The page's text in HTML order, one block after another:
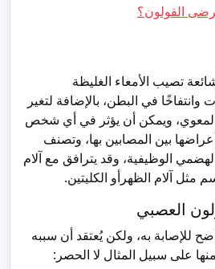
القولون؟
تصيب الأمعاء الغليظة
في البطن، بالإضافة لتغير
ويمكن أن يؤثر في أي شخص
بين المصابين بها، وتصنف
الوظيفية، وقد يترافق مع آلام
آلام الظهرأو الكليتين.
العصبي
للإصابة به، ولكن يُعتقد أن سببه
على سبيل المثال لا الحصر: